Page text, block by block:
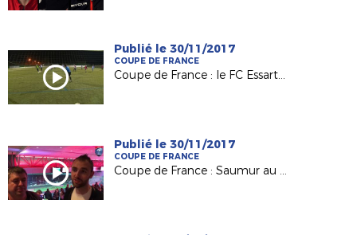
Publié le 30/11/2017
COUPE DE FRANCE
Coupe de France : le FC Essartais, Petit Poucet du 8e tour
Publié le 30/11/2017
COUPE DE FRANCE
Coupe de France : Saumur au défi du Vannes OC